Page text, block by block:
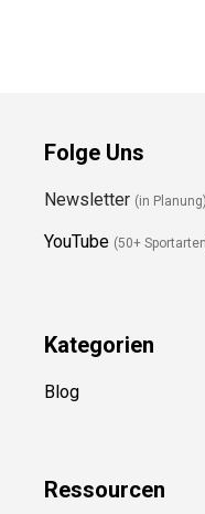
Folge Uns
YouTube (50+ Sportarten)
Blog